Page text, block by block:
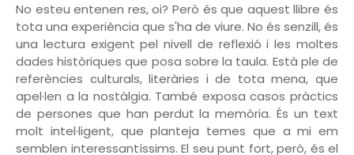
No esteu entenen res, oi? Però és que aquest llibre és
tota una experiència que s'ha de viure. No és senzill, és
una lectura exigent pel nivell de reflexió i les moltes
dades històriques que posa sobre la taula. Està ple de
referències culturals, literàries i de tota mena, que
apel·len a la nostàlgia. També exposa casos pràctics
de persones que han perdut la memòria. És un text
molt intel·ligent, que planteja temes que a mi em
semblen interessantíssims. El seu punt fort, però, és el